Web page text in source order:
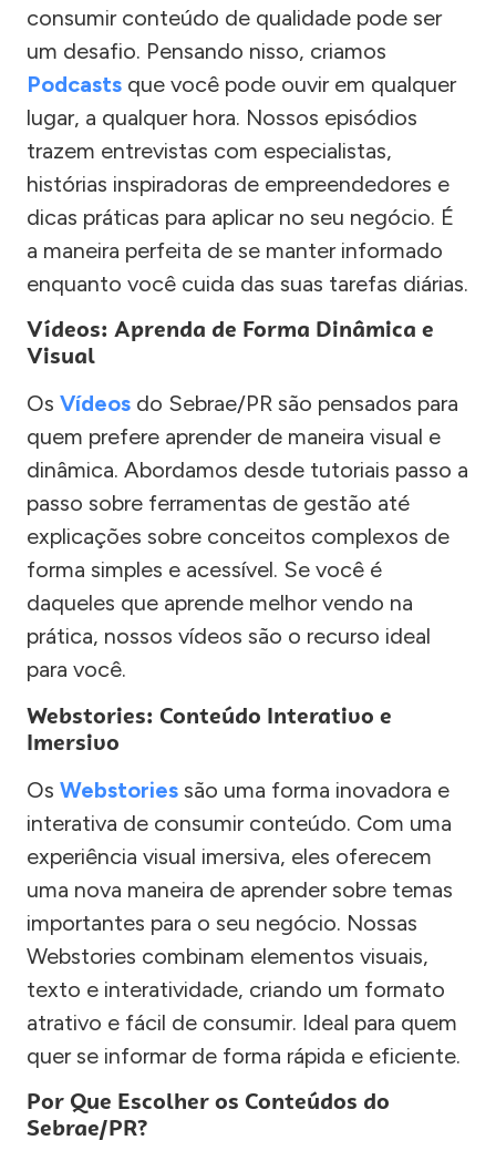
consumir conteúdo de qualidade pode ser
um desafio. Pensando nisso, criamos
Podcasts que você pode ouvir em qualquer
lugar, a qualquer hora. Nossos episódios
trazem entrevistas com especialistas,
histórias inspiradoras de empreendedores e
dicas práticas para aplicar no seu negócio. É
a maneira perfeita de se manter informado
enquanto você cuida das suas tarefas diárias.
Vídeos: Aprenda de Forma Dinâmica e
Visual
Os Vídeos do Sebrae/PR são pensados para
quem prefere aprender de maneira visual e
dinâmica. Abordamos desde tutoriais passo a
passo sobre ferramentas de gestão até
explicações sobre conceitos complexos de
forma simples e acessível. Se você é
daqueles que aprende melhor vendo na
prática, nossos vídeos são o recurso ideal
para você.
Webstories: Conteúdo Interativo e
Imersivo
Os Webstories são uma forma inovadora e
interativa de consumir conteúdo. Com uma
experiência visual imersiva, eles oferecem
uma nova maneira de aprender sobre temas
importantes para o seu negócio. Nossas
Webstories combinam elementos visuais,
texto e interatividade, criando um formato
atrativo e fácil de consumir. Ideal para quem
quer se informar de forma rápida e eficiente.
Por Que Escolher os Conteúdos do
Sebrae/PR?